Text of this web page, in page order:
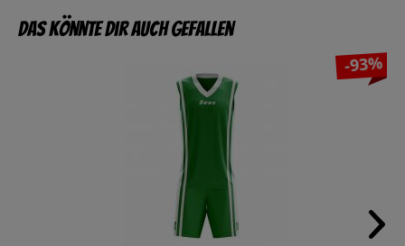
Das könnte dir auch gefallen
-93%